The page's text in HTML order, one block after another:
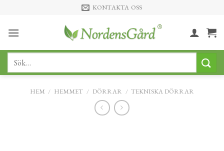
content
KONTAKTA OSS
Sök
HEM / HEMMET / DÖRRAR / TEKNISKA DÖRRAR